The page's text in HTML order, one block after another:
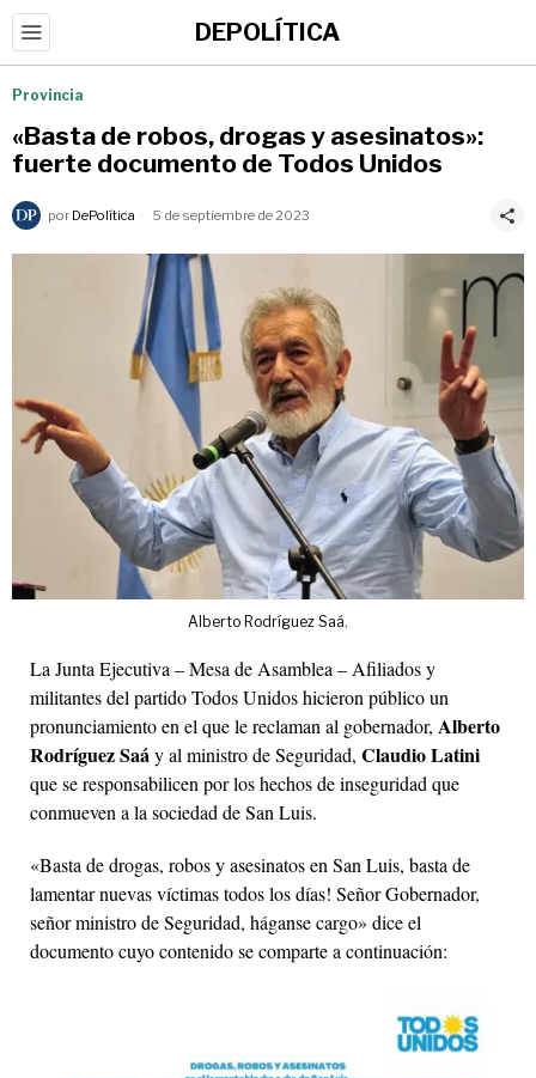
DEPOLÍTICA
Provincia
«Basta de robos, drogas y asesinatos»:
fuerte documento de Todos Unidos
por DePolítica 5 de septiembre de 2023
Alberto Rodríguez Saá.
La Junta Ejecutiva – Mesa de Asamblea – Afiliados y
militantes del partido Todos Unidos hicieron público un
pronunciamiento en el que le reclaman al gobernador, Alberto
Rodríguez Saáy al ministro de Seguridad, Claudio Latini
que se responsabilicen por los hechos de inseguridad que
conmueven a la sociedad de San Luis.
«Basta de drogas, robos y asesinatos en San Luis, basta de
lamentar nuevas víctimas todos los días! Señor Gobernador,
señor ministro de Seguridad, háganse cargo» dice el
documento cuyo contenido se comparte a continuación: